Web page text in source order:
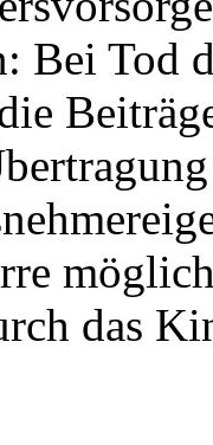
Bei Tod
das